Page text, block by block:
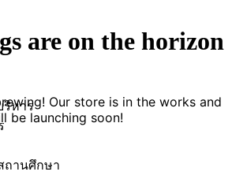
ริหาร
ถานศึกษา
are on the horizon
Our store is in the works and
be launching soon!